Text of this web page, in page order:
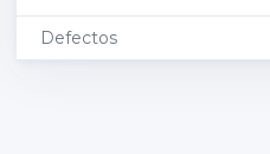
Defectos